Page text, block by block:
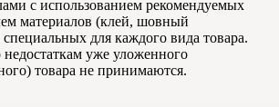
с использованием рекомендуемых
материалов (клей, шовный
специальных для каждого вида товара.
уже уложенного
товара не принимаются.